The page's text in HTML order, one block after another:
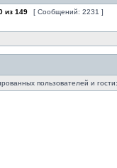
из 149 [ Сообщений: 2231 ]
пользователей и